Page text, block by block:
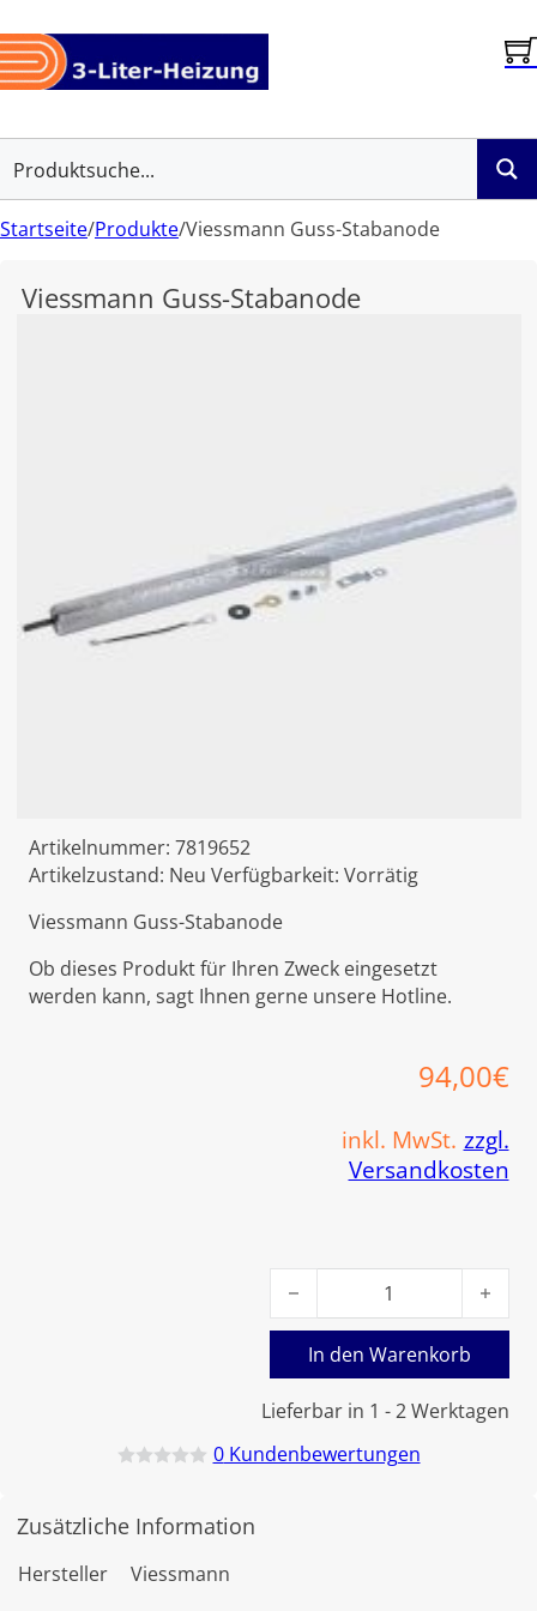
Startseite/Produkte/Viessmann Guss-Stabanode
Viessmann Guss-Stabanode
Artikelnummer: 7819652
Artikelzustand: Neu Verfügbarkeit: Vorrätig
Viessmann Guss-Stabanode
Ob dieses Produkt für Ihren Zweck eingesetzt
werden kann, sagt Ihnen gerne unsere Hotline.
94,00€
inkl. MwSt. zzgl.
Versandkosten
Lieferbar in 1 - 2 Werktagen
Viessmann Guss-Stabanode
In den Warenkorb
e
0Kundenbewertungen
Zusätzliche Information
Hersteller Viessmann